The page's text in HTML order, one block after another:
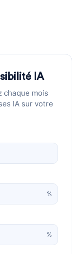
IA
chaque mois
IA sur votre
%
%